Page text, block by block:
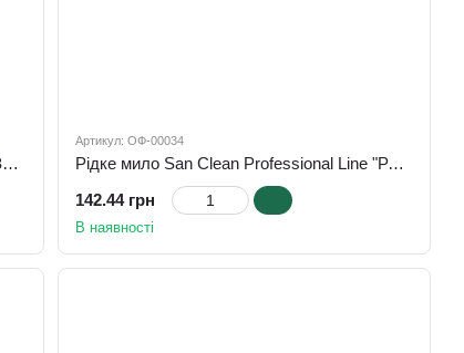
Рідке мило San Clean Professional Line "Зелене на основі масла кокосу", 5000 мл
Артикул: ОФ-00034
Рідке мило San Clean Professional Line "Рожеве на основі масла кокосу", 5000 мл
142.44 грн
В наявності